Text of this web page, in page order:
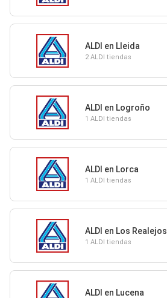
ALDI en Lleida
2 ALDI tiendas
ALDI en Logroño
1 ALDI tiendas
ALDI en Lorca
1 ALDI tiendas
ALDI en Los Realejos
1 ALDI tiendas
ALDI en Lucena